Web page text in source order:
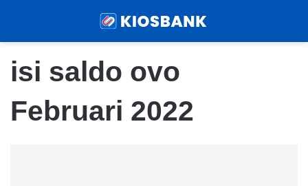
isi saldo ovo
Februari 2022